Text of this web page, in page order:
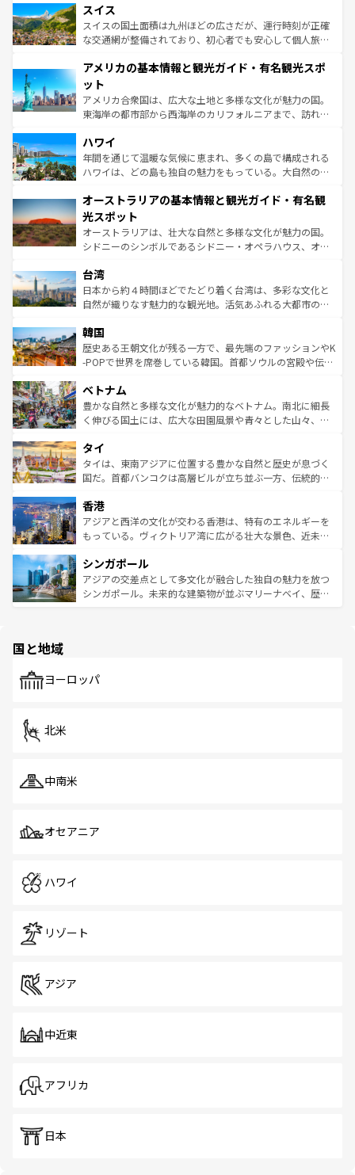
を参照してほしい。
は、お酒好きな人にはぜひ体験してほしい。 なお、新着の
ドイツ情報はコンテンツ一覧を参照してほしい。
リアごとに異なる魅力がある。また、優雅なアフタヌーン
ティー、ビール好きにはたまらない英国パブ、サッカー観
戦など、本場だからこそできる体験も豊富。イギリスを旅
ンツ一覧を参照してほしい。
スイス
スイスの国土面積は九州ほどの広さだが、運行時刻が正確
な交通網が整備されており、初心者でも安心して個人旅行
の建物がそのまま残る町や、スイスならではのユニークな
博物館もあり、アルプス観光だけでなく町歩きも満喫する
ことができる。国民の所得が高いため物価も高いが、旅行
者向けの交通パス提供のサービスもあり、うまく活用すれ
着のスイス情報は
アメリカの基本情報と観光ガイド・有名観光スポ
ット
アメリカ合衆国は、広大な土地と多様な文化が魅力の国。
東海岸の都市部から西海岸のカリフォルニアまで、訪れる
のような巨大都市は、観光、ショッピング、エンターテイ
ンメントが詰まった刺激的なスポットだ。一方、アメリカ
西部には大自然が広がり、グランドキャニオンやイエロー
部のニューオーリンズでは、音楽と美食が融合した独特の
文化が魅力。旅行者はアメリカの各地域で異なる魅力を楽
しみながら、その多様性と豊かな歴史を感じることができ
るだろう。車でのロードトリップや列車の旅も、アメリカ
情報は
ハワイ
年間を通じて温暖な気候に恵まれ、多くの島で構成される
ハワイは、どの島も独自の魅力をもっている。大自然の神
ワイ島は見逃せない。また、定番の観光地といえばオアフ
島だが、静かな自然を求めるならマウイ島やカウアイ島が
おすすめ。エメラルドグリーンに輝く海をはじめ、豊かな
文化や歴史が息づいている。「アロハスピリット」と呼ば
人々、おいしいローカルフードやハワイアンミュージッ
ク、伝統的なフラダンスなど、すべてがハワイの魅力を彩
っている。訪れるたびに新しい発見と感動が待っているハ
はコンテンツ一覧
オーストラリアの基本情報と観光ガイド・有名観
光スポット
オーストラリアは、壮大な自然と多様な文化が魅力の国。
シドニーのシンボルであるシドニー・オペラハウス、オー
リアリーフや大陸中央部にそびえるウルル（エアーズロッ
ク）、タスマニアの美しい原生林やケアンズの熱帯雨林な
ど、見どころがたくさん。また、カフェやワイン、オージ
いる。アクティビティも充実しており、サーフィンやダイ
ビング、ハイキングなど、アウトドア好きにはたまらな
い。オーストラリアの多彩な魅力を存分に味わいつくそ
参照してほしい。
台湾
日本から約４時間ほどでたどり着く台湾は、多彩な文化と
自然が織りなす魅力的な観光地。活気あふれる大都市の台
ン）、静ひつな山岳地帯である台湾東部など、都市の喧騒
と山間の静けさが共存しており、訪れる人に新しい発見と
驚きをもたらしてくれる。また、奥深い台湾の食文化も魅
容にもいいと評判のスイーツなど、バラエティ豊かな料理
が味わえる。 なお、新着の台湾情報は コンテンツ一覧を参
照してほしい。
韓国
歴史ある王朝文化が残る一方で、最先端のファッションやK
-POPで世界を席巻している韓国。首都ソウルの宮殿や伝統
き、地方に足を延ばせば四季折々の自然美を楽しむことが
できる。そして、キムチや焼肉、絶品のストリートフード
まで、さまざまな韓国料理が待っている。夜には、韓国な
リティに包まれながら、韓国の多彩な魅力を心ゆくまで味
わってみてほしい。 なお、新着の韓国情報はコンテンツ一
覧を参照してほしい。
ベトナム
豊かな自然と多様な文化が魅力的なベトナム。南北に細長
く伸びる国土には、広大な田園風景や青々とした山々、世
急速な発展と共に伝統が息づく。ハノイの古い町並みやホ
ーチミン市のフランス統治時代の建物も、独特の雰囲気を
醸し出している。また、バラエティの豊かさとおいしさで
とつ。フォーやバインミー、ベトナムコーヒーなどは、ぜ
ひ現地で味わいたい。どの地域を訪れてもあたたかい人々
が旅行者を迎えてくれるので、きっと忘れられない旅にな
参照してほしい。
タイ
タイは、東南アジアに位置する豊かな自然と歴史が息づく
国だ。首都バンコクは高層ビルが立ち並ぶ一方、伝統的な
の活気が交差している。北部ではチェンマイなどの山岳地
帯で自然と触れ合い、南部ではプーケットやクラビの美し
いビーチでリゾート気分を楽しむことができる。タイ料理
激する。気候は一年中温暖で、どの季節にも異なる楽しみ
が待っている。親しみやすいタイの人々、仏教を中心とし
た文化、そして多様な観光資源が、訪れる旅人を魅了し続
香港
アジアと西洋の文化が交わる香港は、特有のエネルギーを
もっている。ヴィクトリア湾に広がる壮大な景色、近未来
み、どこを訪れても感動するはず。観光スポットが密集し
ており、効率よく見どころを回れるのも魅力。息をのむよ
うな絶景から文化的な体験まで、香港を存分に楽しみ尽く
シンガポール
アジアの交差点として多文化が融合した独自の魅力を放つ
シンガポール。未来的な建築物が並ぶマリーナベイ、歴史
で、ホーカーズは地元の風情を楽しめる外せないスポット
国と地域
ヨーロッパ
北米
中南米
オセアニア
ハワイ
リゾート
アジア
中近東
アフリカ
日本